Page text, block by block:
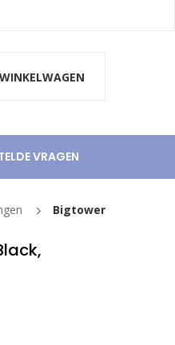
WINKELWAGEN
VRAGEN
Bigtower